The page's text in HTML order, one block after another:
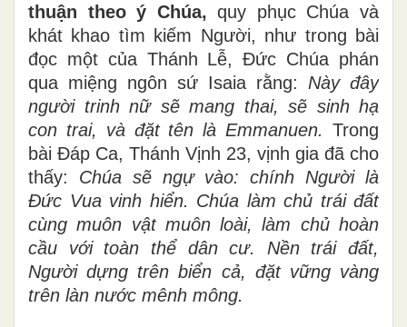
thuận theo ý Chúa,quy phục Chúa và
khát khao tìm kiếm Người, như trong bài
đọc một của Thánh Lễ, Đức Chúa phán
qua miệng ngôn sứ Isaia rằng: Này đây
người trinh nữ sẽ mang thai, sẽ sinh hạ
con trai, và đặt tên là Emmanuen. Trong
bài Đáp Ca, Thánh Vịnh 23, vịnh gia đã cho
thấy: Chúa sẽ ngự vào: chính Người là
Đức Vua vinh hiển. Chúa làm chủ trái đất
cùng muôn vật muôn loài, làm chủ hoàn
cầu với toàn thể dân cư. Nền trái đất,
Người dựng trên biển cả, đặt vững vàng
trên làn nước mênh mông.